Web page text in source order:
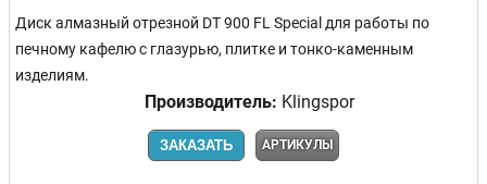
Диск алмазный отрезной DT 900 FL Special для работы по
печному кафелю с глазурью, плитке и тонко-каменным
изделиям.
Производитель: Klingspor
ЗАКАЗАТЬ АРТИКУЛЫ